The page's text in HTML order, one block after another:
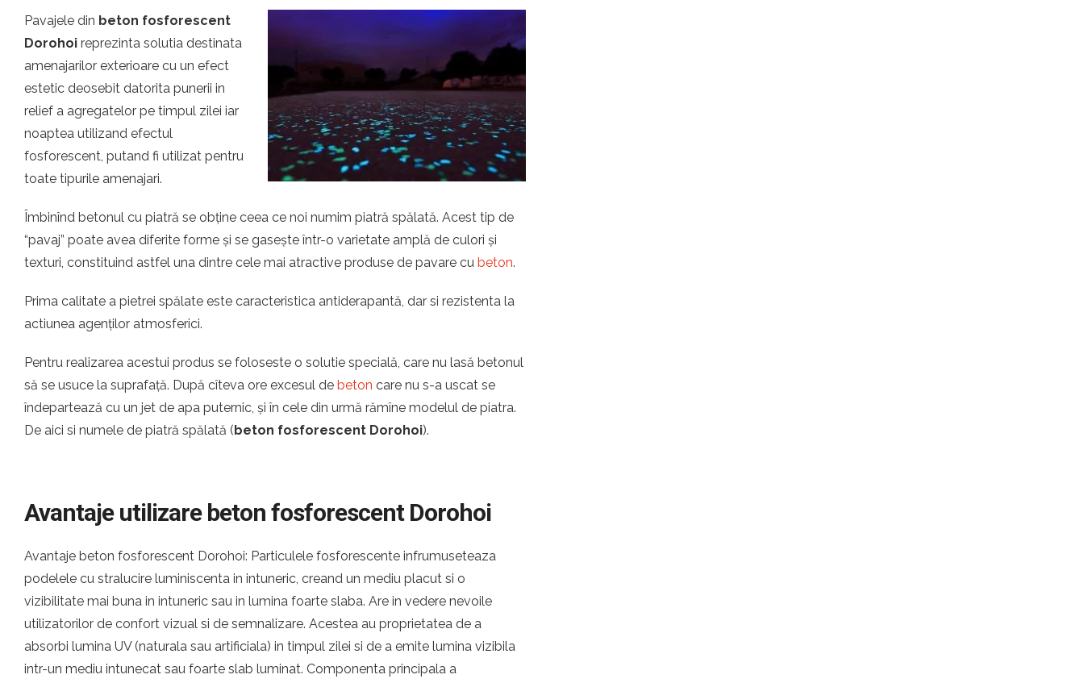
Pavajele din beton fosforescent
Dorohoi reprezinta solutia destinata
amenajarilor exterioare cu un efect
estetic deosebit datorita punerii in
relief a agregatelor pe timpul zilei iar
noaptea utilizand efectul
fosforescent, putand fi utilizat pentru
toate tipurile amenajari.
Îmbinînd betonul cu piatră se obține ceea ce noi numim piatră spălată. Acest tip de
“pavaj” poate avea diferite forme și se gasește într-o varietate amplă de culori și
texturi, constituind astfel una dintre cele mai atractive produse de pavare cu beton.
Prima calitate a pietrei spălate este caracteristica antiderapantă, dar si rezistenta la
actiunea agenților atmosferici.
Pentru realizarea acestui produs se foloseste o solutie specială, care nu lasă betonul
să se usuce la suprafață. După cîteva ore excesul de beton care nu s-a uscat se
îndepartează cu un jet de apa puternic, și în cele din urmă rămîne modelul de piatra.
De aici si numele de piatră spălată (beton fosforescent Dorohoi).
Avantaje utilizare beton fosforescent Dorohoi
Avantaje beton fosforescent Dorohoi: Particulele fosforescente infrumuseteaza
podelele cu stralucire luminiscenta in intuneric, creand un mediu placut si o
vizibilitate mai buna in intuneric sau in lumina foarte slaba. Are in vedere nevoile
utilizatorilor de confort vizual si de semnalizare. Acestea au proprietatea de a
absorbi lumina UV (naturala sau artificiala) in timpul zilei si de a emite lumina vizibila
intr-un mediu intunecat sau foarte slab luminat. Componenta principala a